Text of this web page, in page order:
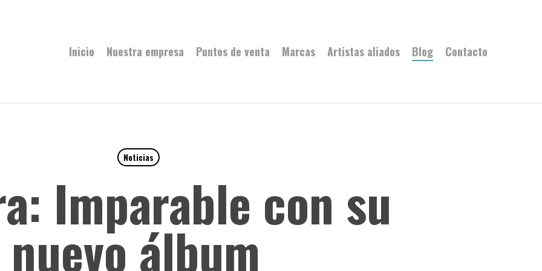
Inicio Nuestra empresa Puntos de venta Marcas Artistas aliados Blog Contacto
Noticias
Imparable con su
nuevo álbum